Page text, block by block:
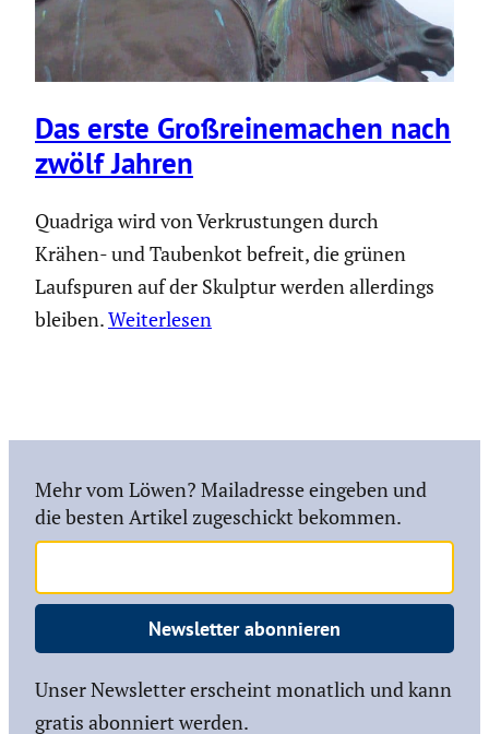
Das erste Großrei­ne­ma­chen nach
zwölf Jahren
Quadriga wird von Verkrustungen durch
Krähen- und Taubenkot befreit, die grünen
Laufspuren auf der Skulptur werden allerdings
bleiben.Weiterlesen
Mehr vom Löwen? Mailadresse eingeben und
die besten Artikel zugeschickt bekommen.
Newsletter abonnieren
Unser Newsletter erscheint monatlich und kann
gratis abonniert werden.